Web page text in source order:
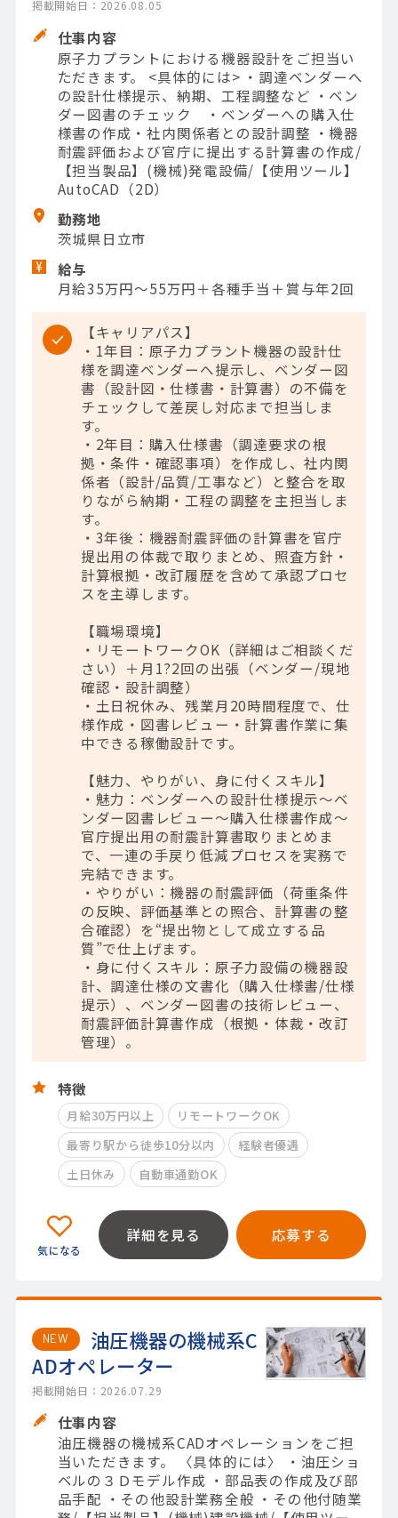
掲載開始日：2026.08.05
仕事内容
原子力プラントにおける機器設計をご担当い
ただきます。 <具体的には> ・調達ベンダーへ
の設計仕様提示、納期、工程調整など ・ベン
ダー図書のチェック ・ベンダーへの購入仕
様書の作成・社内関係者との設計調整 ・機器
耐震評価および官庁に提出する計算書の作成/
【担当製品】(機械)発電設備/【使用ツール】
AutoCAD（2D）
勤務地
茨城県日立市
給与
月給35万円～55万円＋各種手当＋賞与年2回
【キャリアパス】
・1年目：原子力プラント機器の設計仕
様を調達ベンダーへ提示し、ベンダー図
書（設計図・仕様書・計算書）の不備を
チェックして差戻し対応まで担当しま
す。
・2年目：購入仕様書（調達要求の根
拠・条件・確認事項）を作成し、社内関
係者（設計/品質/工事など）と整合を取
りながら納期・工程の調整を主担当しま
す。
・3年後：機器耐震評価の計算書を官庁
提出用の体裁で取りまとめ、照査方針・
計算根拠・改訂履歴を含めて承認プロセ
スを主導します。
【職場環境】
・リモートワークOK（詳細はご相談くだ
さい）＋月1?2回の出張（ベンダー/現地
確認・設計調整）
・土日祝休み、残業月20時間程度で、仕
様作成・図書レビュー・計算書作業に集
中できる稼働設計です。
【魅力、やりがい、身に付くスキル】
・魅力：ベンダーへの設計仕様提示～ベ
ンダー図書レビュー～購入仕様書作成～
官庁提出用の耐震計算書取りまとめま
で、一連の手戻り低減プロセスを実務で
完結できます。
・やりがい：機器の耐震評価（荷重条件
の反映、評価基準との照合、計算書の整
合確認）を“提出物として成立する品
質”で仕上げます。
・身に付くスキル：原子力設備の機器設
計、調達仕様の文書化（購入仕様書/仕様
提示）、ベンダー図書の技術レビュー、
耐震評価計算書作成（根拠・体裁・改訂
管理）。
特徴
月給30万円以上
リモートワークOK
最寄り駅から徒歩10分以内
経験者優遇
土日休み
自動車通勤OK
詳細を見る 応募する
NEW
油圧機器の機械系C
ADオペレーター
掲載開始日：2026.07.29
仕事内容
油圧機器の機械系CADオペレーションをご担
当いただきます。 〈具体的には〉 ・油圧ショ
ベルの３Ｄモデル作成 ・部品表の作成及び部
品手配 ・その他設計業務全般 ・その他付随業